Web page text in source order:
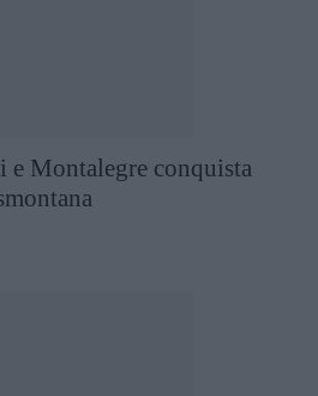
e Montalegre conquista